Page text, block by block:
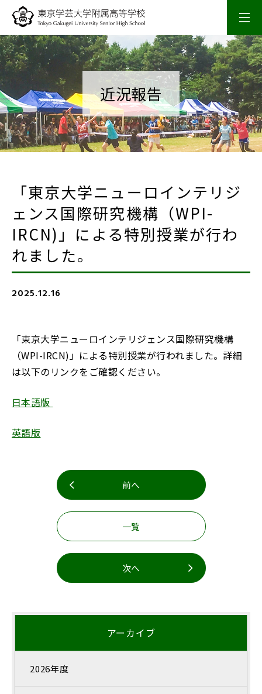
学校概要
校長室
スクールライフ
研究・研修
SSH活動
お知らせ 事務室より
English 寄附
教職員募集
閉じる
近況報告
「東京大学ニューロインテリジ
ェンス国際研究機構（WPI-
IRCN)」による特別授業が行わ
れました。
2025.12.16
「東京大学ニューロインテリジェンス国際研究機構
（WPI-IRCN)」による特別授業が行われました。詳細
は以下のリンクをご確認ください。
日本語版
英語版
前へ
一覧
次へ
アーカイブ
2026年度